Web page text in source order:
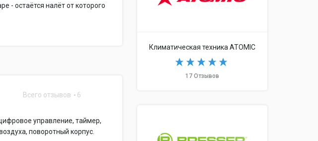
- остаётся налёт от которого
Всего отзывов 6
управление, таймер,
поворотный корпус.
Климатическая техника ATOMIC
17 Отзывов